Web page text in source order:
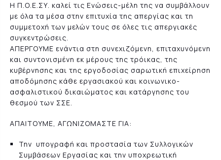
Η Π.Ο.Ε.ΣΥ. καλεί τις Ενώσεις-μέλη της να συμβάλλουν
με όλα τα μέσα στην επιτυχία της απεργίας και τη
συμμετοχή των μελών τους σε όλες τις απεργιακές
συγκεντρώσεις.
ΑΠΕΡΓΟΥΜΕ ενάντια στη συνεχιζόμενη, επιταχυνόμενη
και συντονισμένη εκ μέρους της τρόικας, της
κυβέρνησης και της εργοδοσίας σαρωτική επιχείρηση
αποδόμησης κάθε εργασιακού και κοινωνικο-
ασφαλιστικού δικαιώματος και κατάργησης του
θεσμού των ΣΣΕ.
ΑΠΑΙΤΟΥΜΕ, ΑΓΩΝΙΖΟΜΑΣΤΕ ΓΙΑ:
Την υπογραφή και προστασία των Συλλογικών
Συμβάσεων Εργασίας και την υποχρεωτική